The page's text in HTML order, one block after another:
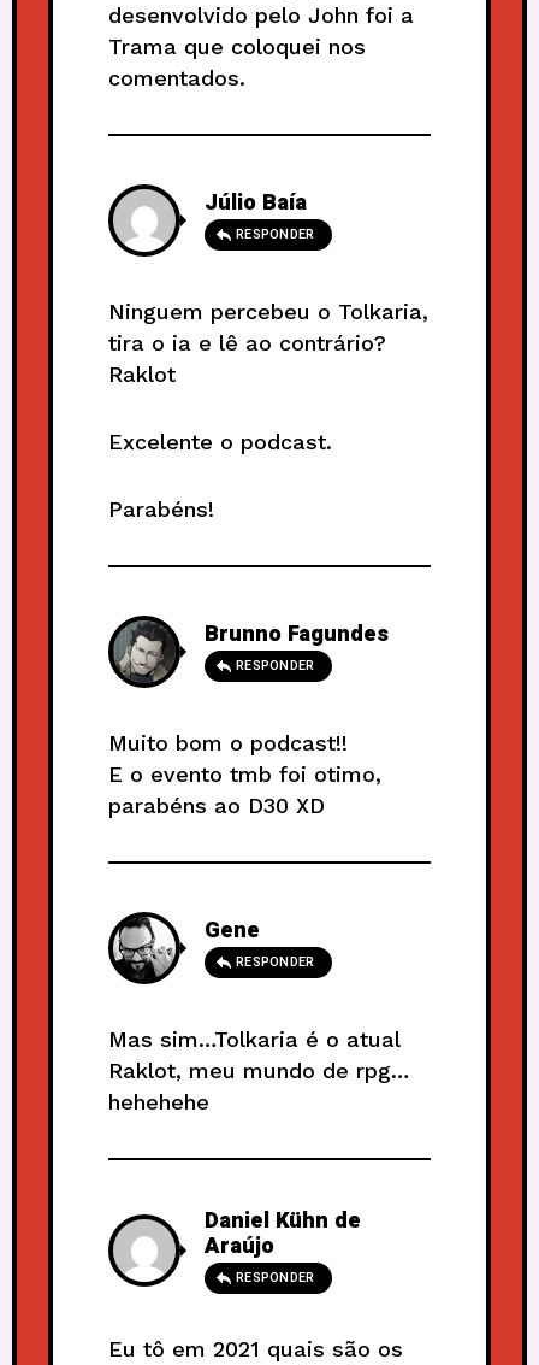
desenvolvido pelo John foi a
Trama que coloquei nos
comentados.
Júlio Baía
RESPONDER
Ninguem percebeu o Tolkaria,
tira o ia e lê ao contrário?
Raklot
Excelente o podcast.
Parabéns!
Brunno Fagundes
RESPONDER
Muito bom o podcast!!
E o evento tmb foi otimo,
parabéns ao D30 XD
Gene
RESPONDER
Mas sim…Tolkaria é o atual
Raklot, meu mundo de rpg…
hehehehe
Daniel Kühn de
Araújo
RESPONDER
Eu tô em 2021 quais são os